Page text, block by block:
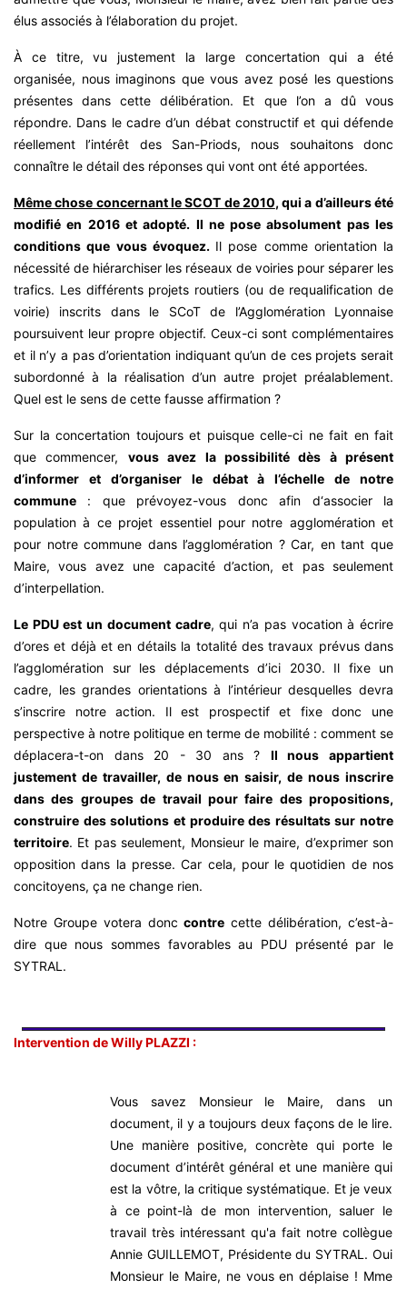
élus associés à l’élaboration du projet.
À ce titre, vu justement la large concertation qui a été
organisée, nous imaginons que vous avez posé les questions
présentes dans cette délibération. Et que l’on a dû vous
répondre. Dans le cadre d’un débat constructif et qui défende
réellement l’intérêt des San-Priods, nous souhaitons donc
connaître le détail des réponses qui vont ont été apportées.
Même chose concernant le SCOT de 2010, qui a d’ailleurs été
modifié en 2016 et adopté. Il ne pose absolument pas les
conditions que vous évoquez. Il pose comme orientation la
nécessité de hiérarchiser les réseaux de voiries pour séparer les
trafics. Les différents projets routiers (ou de requalification de
voirie) inscrits dans le SCoT de l’Agglomération Lyonnaise
poursuivent leur propre objectif. Ceux-ci sont complémentaires
et il n’y a pas d’orientation indiquant qu’un de ces projets serait
subordonné à la réalisation d’un autre projet préalablement.
Quel est le sens de cette fausse affirmation ?
Sur la concertation toujours et puisque celle-ci ne fait en fait
que commencer, vous avez la possibilité dès à présent
d’informer et d’organiser le débat à l’échelle de notre
commune : que prévoyez-vous donc afin d‘associer la
population à ce projet essentiel pour notre agglomération et
pour notre commune dans l’agglomération ? Car, en tant que
Maire, vous avez une capacité d’action, et pas seulement
d’interpellation.
Le PDU est un document cadre, qui n’a pas vocation à écrire
d’ores et déjà et en détails la totalité des travaux prévus dans
l’agglomération sur les déplacements d’ici 2030. Il fixe un
cadre, les grandes orientations à l’intérieur desquelles devra
s’inscrire notre action. Il est prospectif et fixe donc une
perspective à notre politique en terme de mobilité : comment se
déplacera-t-on dans 20 - 30 ans ? Il nous appartient
justement de travailler, de nous en saisir, de nous inscrire
dans des groupes de travail pour faire des propositions,
construire des solutions et produire des résultats sur notre
territoire. Et pas seulement, Monsieur le maire, d’exprimer son
opposition dans la presse. Car cela, pour le quotidien de nos
concitoyens, ça ne change rien.
Notre Groupe votera donccontre cette délibération, c’est-à-
dire que nous sommes favorables au PDU présenté par le
SYTRAL.
Intervention de Willy PLAZZI :
Vous savez Monsieur le Maire, dans un
document, il y a toujours deux façons de le lire.
Une manière positive, concrète qui porte le
document d’intérêt général et une manière qui
est la vôtre, la critique systématique. Et je veux
à ce point-là de mon intervention, saluer le
travail très intéressant qu'a fait notre collègue
Annie GUILLEMOT, Présidente du SYTRAL. Oui
Monsieur le Maire, ne vous en déplaise ! Mme